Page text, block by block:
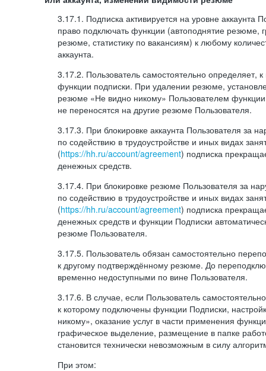
3.17.1. Подписка активируется на уровне аккаунта
право подключать функции (автоподнятие резюме,
резюме, статистику по вакансиям) к любому
аккаунта.
3.17.2. Пользователь самостоятельно определяет,
функции подписки. При удалении резюме,
резюме «Не видно никому» Пользователем функции
не переносятся на другие резюме Пользователя.
3.17.3. При блокировке аккаунта Пользователя за
по содействию в трудоустройстве и иных видах
(https://hh.ru/account/agreement) подписка
денежных средств.
3.17.4. При блокировке резюме Пользователя за
по содействию в трудоустройстве и иных видах
(https://hh.ru/account/agreement) подписка
денежных средств и функции Подписки
резюме Пользователя.
3.17.5. Пользователь обязан самостоятельно
к другому подтверждённому резюме. До
временно недоступными по вине Пользователя.
3.17.6. В случае, если Пользователь
к которому подключены функции Подписки,
никому», оказание услуг в части применения
графическое выделение, размещение в папке
становится технически невозможным в силу
При этом: